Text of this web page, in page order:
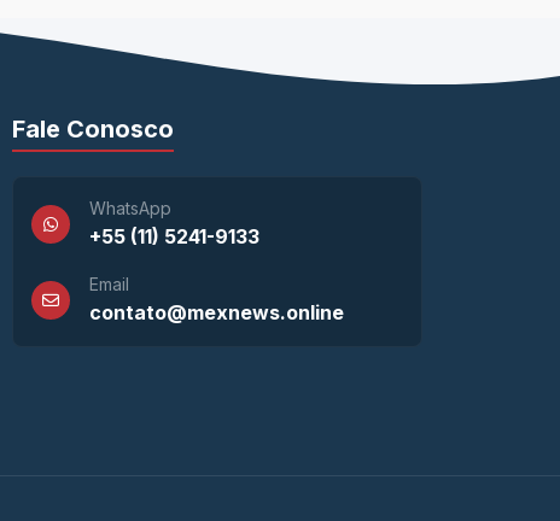
Fale Conosco
WhatsApp
+55 (11) 5241-9133
Email
contato@mexnews.online